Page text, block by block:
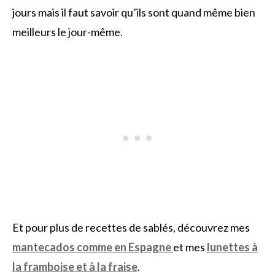
jours mais il faut savoir qu’ils sont quand même bien
meilleurs le jour-même.
Et pour plus de recettes de sablés, découvrez mes
mantecados comme en Espagneet mes lunettes à
la framboise et à la fraise.